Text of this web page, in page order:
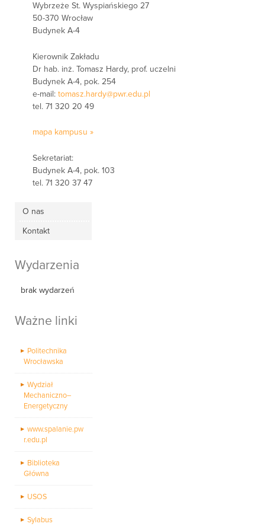
Wybrzeże St. Wyspiańskiego 27
50-370 Wrocław
Budynek A-4
Kierownik Zakładu
Dr hab. inż. Tomasz Hardy, prof. uczelni
Budynek A-4, pok. 254
e-mail: tomasz.hardy@pwr.edu.pl
tel. 71 320 20 49
mapa kampusu »
Sekretariat:
Budynek A-4, pok. 103
tel. 71 320 37 47
O nas
Kontakt
Wydarzenia
brak wydarzeń
Ważne linki
Politechnika
Wrocławska
Wydział
Mechaniczno–
Energetyczny
www.spalanie.pw
r.edu.pl
Biblioteka
Główna
USOS
Sylabus